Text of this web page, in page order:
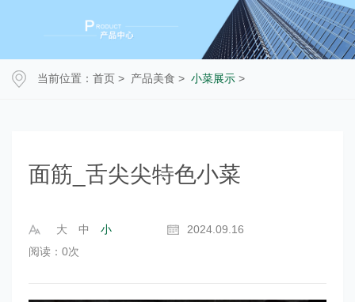
当前位置： 首页 > 产品美食 > 小菜展示 >
面筋_舌尖尖特色小菜
大 中 小
2024.09.16
阅读： 0次